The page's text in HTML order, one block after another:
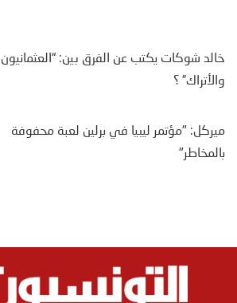
خالد شوكات يكتب عن الفرق بين: “العثمانيون
والأتراك” ؟
ميركل: "مؤتمر ليبيا في برلين لعبة محفوفة
بالمخاطر"